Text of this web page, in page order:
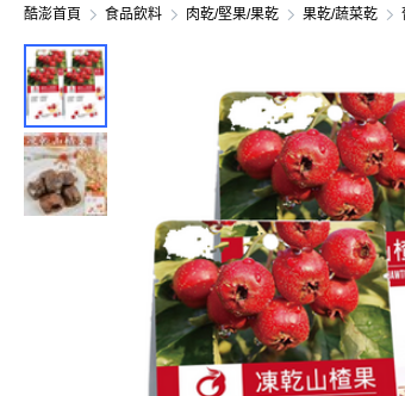
酷澎首頁 食品飲料 肉乾/堅果/果乾 果乾/蔬菜乾